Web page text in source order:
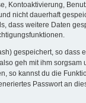
Kontoaktivierung,
nicht dauerhaft
dass weitere Daten
gespeichert, so
geh mit ihm
so kannst du die
Passwort an